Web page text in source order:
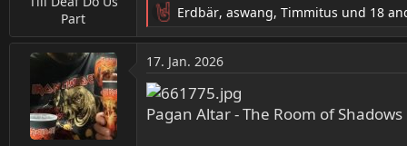
Part
R
e
a
k
t
i
o
Erdbär, aswang, Timmitus und 18
17. Jan. 2026
Pagan Altar - The Room of Shadows